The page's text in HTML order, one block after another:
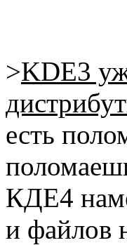
>KDE3
есть
КДЕ4
и файлов